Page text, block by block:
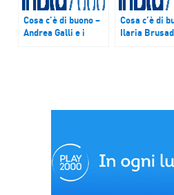
Cosa c’è di buono –
Andrea Galli e i
Cosa c’è di
Ilaria